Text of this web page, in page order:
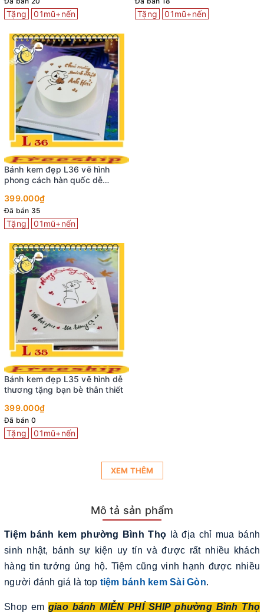
Tặng 01mũ+nến
Bánh kem đẹp L36 vẽ hình
phong cách hàn quốc dễ
399.000₫
Đã bán 35
Tặng 01mũ+nến
Bánh kem đẹp L35 vẽ hình dễ
thương tặng bạn bè thân thiết
399.000₫
Đã bán 0
Tặng 01mũ+nến
Tặng 01mũ+nến
XEM THÊM
Mô tả sản phẩm
Tiệm bánh kem phường Bình Thọ
là địa chỉ mua bánh
sinh nhật, bánh sự kiện uy tín và được rất nhiều khách
hàng tin tưởng ủng hộ. Tiệm cũng vinh hạnh được nhiều
người đánh giá là top tiệm bánh kem Sài Gòn.
Shop em giao bánh MIỄN PHÍ SHIP phường Bình Thọ